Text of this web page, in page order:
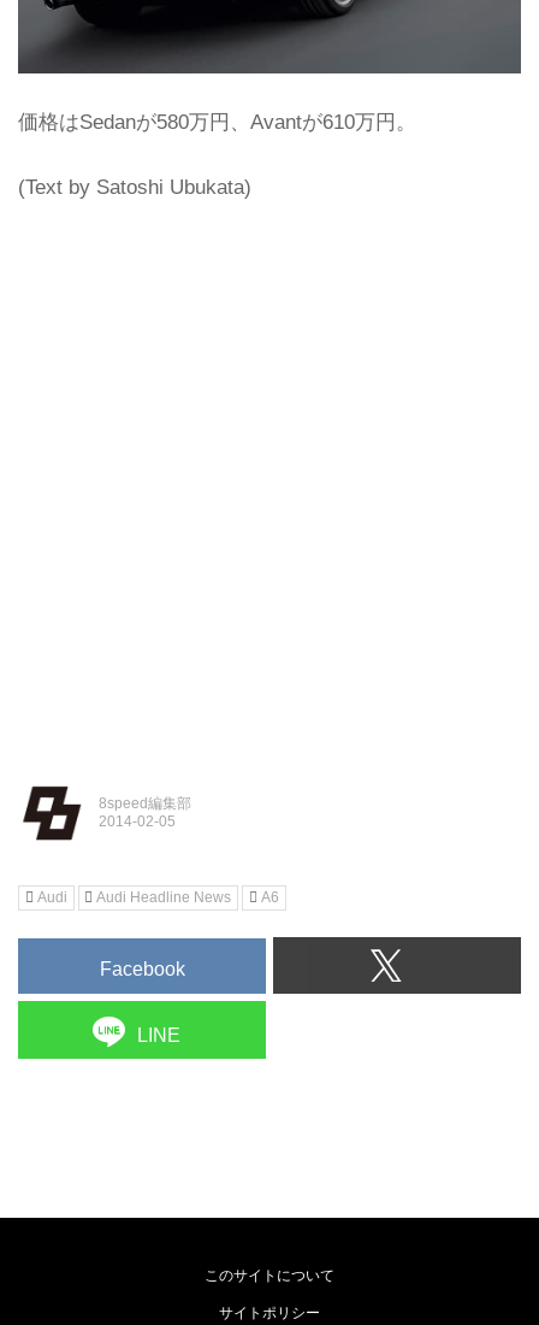
価格はSedanが580万円、Avantが610万円。
(Text by Satoshi Ubukata)
8speed編集部
Audi Audi Headline News A6
Facebook
LINE
このサイトについて
サイトポリシー